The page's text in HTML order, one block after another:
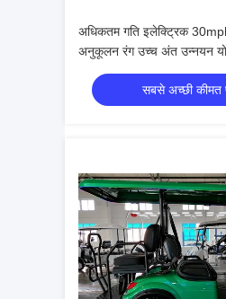
अधिकतम गति इलेक्ट्रिक
अनुकूलन रंग उच्च अंत उन्नयन
सबसे अच्छी कीमत